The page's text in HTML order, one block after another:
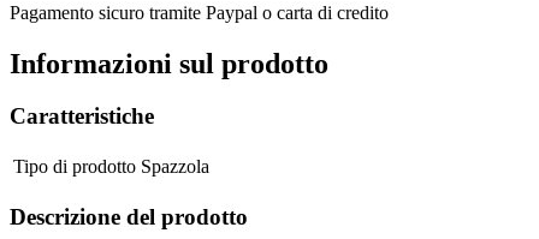
Pagamento sicuro tramite Paypal o carta di credito
Informazioni sul prodotto
Caratteristiche
Tipo di prodotto Spazzola
Descrizione del prodotto